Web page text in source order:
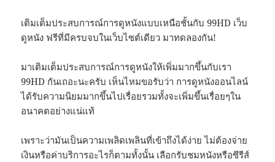
เติมเต็มประสบการณ์การดูหนังแบบเหนือชั้นกับ 99HD เว็บ
ดูหนัง ฟรีที่มีครบจบในเว็บไซต์เดียว มาทดลองกัน!
มาเติมเต็มประสบการณ์การดูหนังให้เพิ่มมากขึ้นกับเรา
99HD กันเถอะนะครับ เห็นไหมขอรับว่า การดูหนังออนไลน์
ได้รับความนิยมมากขึ้นไปเรื่อยรวมทั้งจะเพิ่มขึ้นเรื่อยๆใน
อนาคตอย่างแน่แท้
เพราะว่ามันเป็นความเพลิดเพลินที่เข้าถึงได้ง่าย ไม่ต้องจ่าย
เงินหรือค่าบริการอะไรก็ตามทั้งนั้น เลือกรับชมหนังหรือซีรีส์